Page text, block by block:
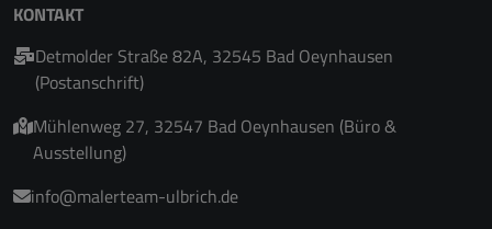
KONTAKT
Detmolder Straße 82A, 32545 Bad Oeynhausen
(Postanschrift)
Mühlenweg 27, 32547 Bad Oeynhausen (Büro &
Ausstellung)
info@malerteam-ulbrich.de